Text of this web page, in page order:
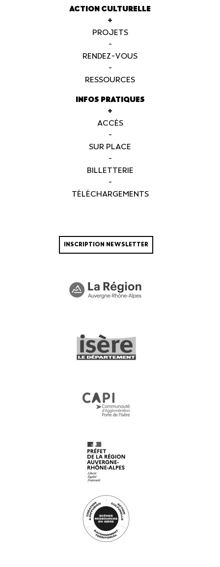
ACTION CULTURELLE
+
PROJETS
-
RENDEZ-VOUS
-
RESSOURCES
INFOS PRATIQUES
+
ACCÈS
-
SUR PLACE
-
BILLETTERIE
-
TÉLÉCHARGEMENTS
INSCRIPTION NEWSLETTER